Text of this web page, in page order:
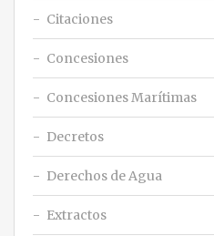
Citaciones
Concesiones
Concesiones Marítimas
Decretos
Derechos de Agua
Extractos